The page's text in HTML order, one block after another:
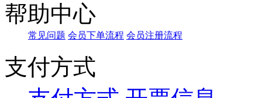
帮助中心
常见问题 会员下单流程 会员注册流程
支付方式